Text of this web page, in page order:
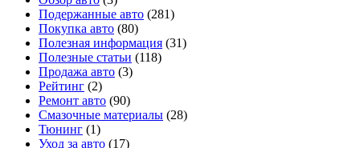
Подержанные авто (281)
Покупка авто (80)
Полезная информация (31)
Полезные статьи (118)
Продажа авто (3)
Рейтинг (2)
Ремонт авто (90)
Смазочные материалы (28)
Тюнинг (1)
Уход за авто (17)